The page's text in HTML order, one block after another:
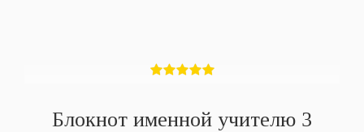
Блокнот именной учителю 3